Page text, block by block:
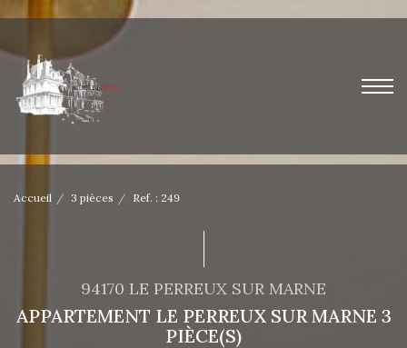
Accueil 3 pièces Ref. : 249
94170 LE PERREUX SUR MARNE
APPARTEMENT LE PERREUX SUR MARNE 3
PIÈCE(S)